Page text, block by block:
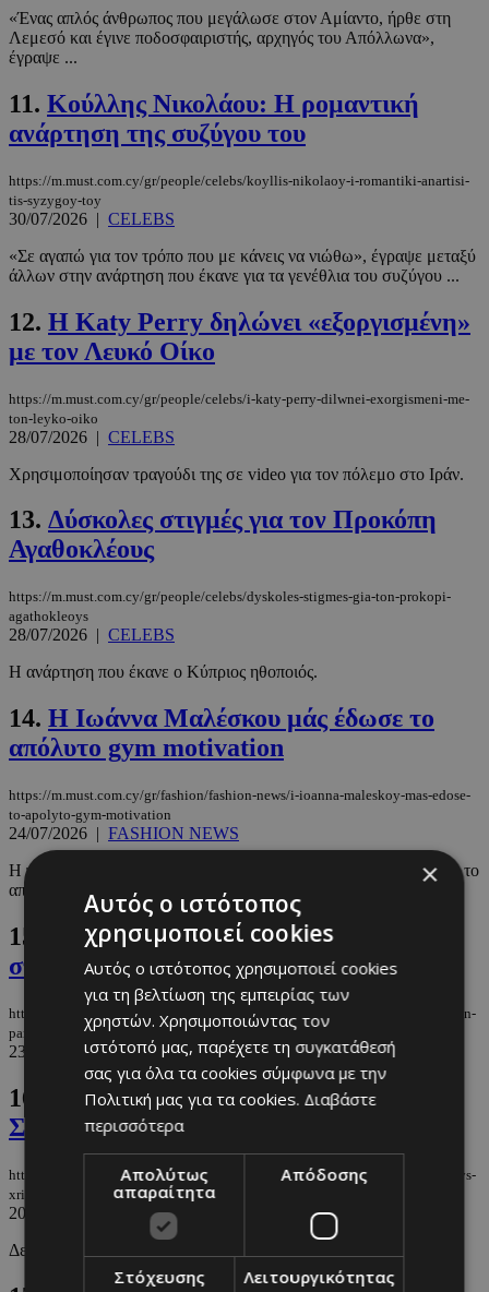
«Ένας απλός άνθρωπος που μεγάλωσε στον Αμίαντο, ήρθε στη
Λεμεσό και έγινε ποδοσφαιριστής, αρχηγός του Απόλλωνα»,
έγραψε ...
11. Κούλλης Νικολάου: Η ρομαντική
ανάρτηση της συζύγου του
https://m.must.com.cy/gr/people/celebs/koyllis-nikolaoy-i-romantiki-anartisi-
tis-syzygoy-toy
30/07/2026 | CELEBS
«Σε αγαπώ για τον τρόπο που με κάνεις να νιώθω», έγραψε μεταξύ
άλλων στην ανάρτηση που έκανε για τα γενέθλια του συζύγου ...
12. Η Katy Perry δηλώνει «εξοργισμένη»
με τον Λευκό Οίκo
https://m.must.com.cy/gr/people/celebs/i-katy-perry-dilwnei-exorgismeni-me-
ton-leyko-oiko
28/07/2026 | CELEBS
Χρησιμοποίησαν τραγούδι της σε video για τον πόλεμο στο Ιράν.
13. Δύσκολες στιγμές για τον Προκόπη
Αγαθοκλέους
https://m.must.com.cy/gr/people/celebs/dyskoles-stigmes-gia-ton-prokopi-
agathokleoys
28/07/2026 | CELEBS
Η ανάρτηση που έκανε ο Κύπριος ηθοποιός.
14. Η Ιωάννα Μαλέσκου μάς έδωσε το
απόλυτο gym motivation
https://m.must.com.cy/gr/fashion/fashion-news/i-ioanna-maleskoy-mas-edose-
to-apolyto-gym-motivation
24/07/2026 | FASHION NEWS
Η παρουσιάστρια πόζαρε με ένα ιδιαίτερο μπικίνι και μάς έδωσε το
απαραίτητο summer fitness inspo.
15.
Η Heidi Klum ποζάρει γυμνόστηθη
στην παραλία… ξανά
https://m.must.com.cy/gr/people/celebs/i-heidi-klum-pozarei-gymnostithi-stin-
paralia…-xana
23/07/2026|CELEBS
16.
Αυτός είναι ο νέος σύντροφος της
Σίσσυς Χρηστίδου
https://m.must.com.cy/gr/people/celebs/aytos-einai-o-neos-syntrofos-tis-sissys-
xristidoy
20/07/2026
CELEBS
Δείτε τον 35χρονο σύντροφο της γνωστής παρουσιάστριας.
×
Αυτός ο ιστότοπος
χρησιμοποιεί cookies
Αυτός ο ιστότοπος χρησιμοποιεί cookies
για τη βελτίωση της εμπειρίας των
χρηστών. Χρησιμοποιώντας τον
ιστότοπό μας, παρέχετε τη συγκατάθεσή
σας για όλα τα cookies σύμφωνα με την
Πολιτική μας για τα cookies. Διαβάστε
περισσότερα
Απολύτως
απαραίτητα
Απόδοσης
Στόχευσης Λειτουργικότητας